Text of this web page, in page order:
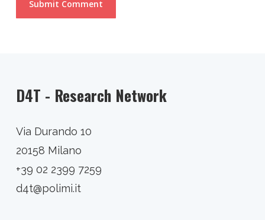
D4T - Research Network
Via Durando 10
20158 Milano
+39 02 2399 7259
d4t@polimi.it